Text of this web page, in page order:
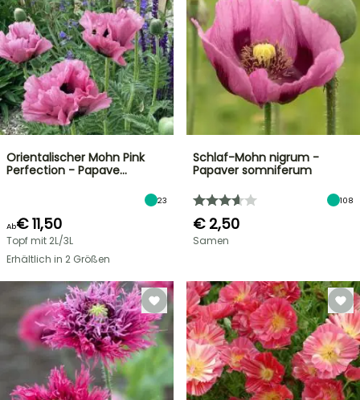
Orientalischer Mohn Pink
Perfection - Papave…
23
Ab€ 11,50
Topf mit 2L/3L
Erhältlich in 2 Größen
Schlaf-Mohn nigrum -
Papaver somniferum
108
€ 2,50
Samen